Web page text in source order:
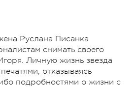
Руслана Писанка
снимать своего
Личную жизнь звезда
отказываясь
подробностями о жизни с